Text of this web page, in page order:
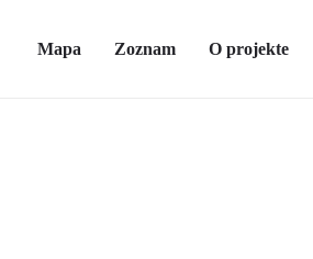
Mapa Zoznam O projekte